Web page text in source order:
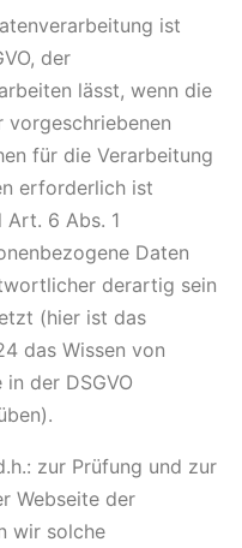
ist
der
lässt, wenn die
für die Verarbeitung
erforderlich ist
Art. 6 Abs. 1
Daten
derartig sein
(hier ist das
das Wissen von
der DSGVO
zur Prüfung und zur
Webseite der
wir solche